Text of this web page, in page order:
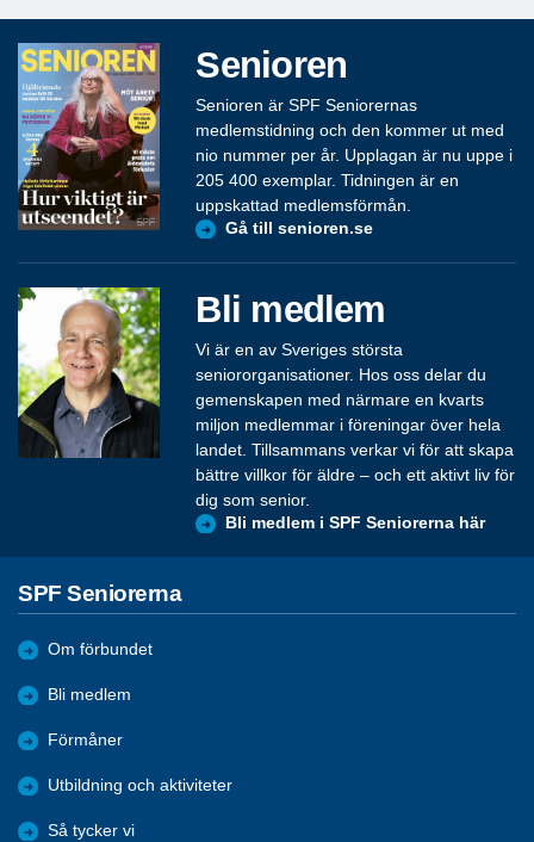
Senioren
Senioren är SPF Seniorernas
medlemstidning och den kommer ut med
nio nummer per år. Upplagan är nu uppe i
205 400 exemplar. Tidningen är en
uppskattad medlemsförmån.
Gå till senioren.se
Bli medlem
Vi är en av Sveriges största
seniororganisationer. Hos oss delar du
gemenskapen med närmare en kvarts
miljon medlemmar i föreningar över hela
landet. Tillsammans verkar vi för att skapa
bättre villkor för äldre – och ett aktivt liv för
dig som senior.
Bli medlem i SPF Seniorerna här
SPF Seniorerna
Om förbundet
Bli medlem
Förmåner
Utbildning och aktiviteter
Så tycker vi